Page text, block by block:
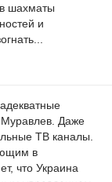
шахматы
и
Муравлев. Даже
ТВ каналы.
в
что Украина